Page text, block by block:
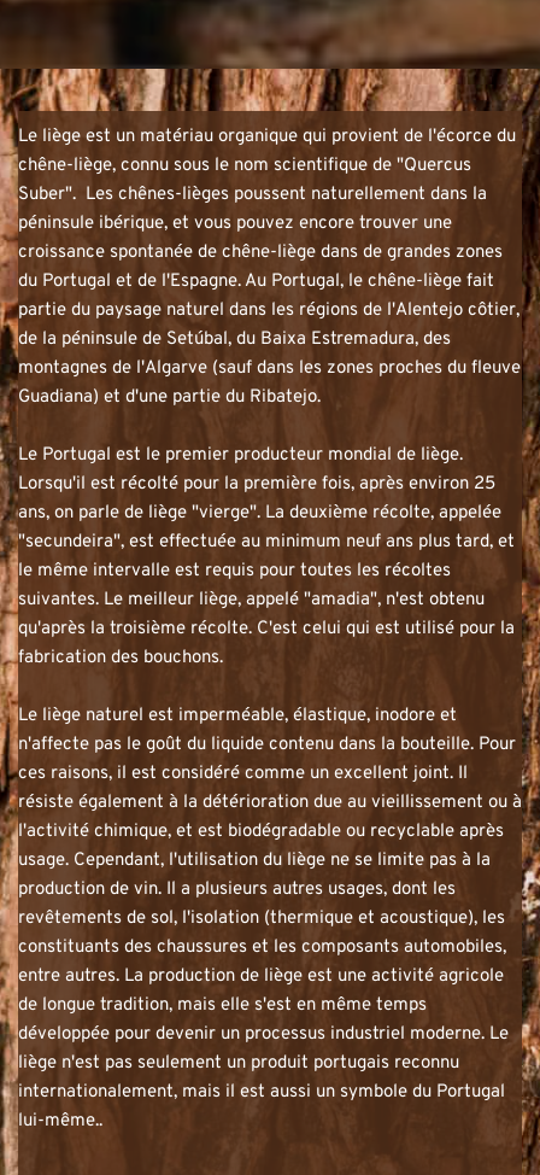
Le liège est un matériau organique qui provient de l'écorce du
chêne-liège, connu sous le nom scientifique de "Quercus
Suber".  Les chênes-lièges poussent naturellement dans la
péninsule ibérique, et vous pouvez encore trouver une
croissance spontanée de chêne-liège dans de grandes zones
du Portugal et de l'Espagne. Au Portugal, le chêne-liège fait
partie du paysage naturel dans les régions de l'Alentejo côtier,
de la péninsule de Setúbal, du Baixa Estremadura, des
montagnes de l'Algarve (sauf dans les zones proches du fleuve
Guadiana) et d'une partie du Ribatejo.
Le Portugal est le premier producteur mondial de liège.
Lorsqu'il est récolté pour la première fois, après environ 25
ans, on parle de liège "vierge". La deuxième récolte, appelée
"secundeira", est effectuée au minimum neuf ans plus tard, et
le même intervalle est requis pour toutes les récoltes
suivantes. Le meilleur liège, appelé "amadia", n'est obtenu
qu'après la troisième récolte. C'est celui qui est utilisé pour la
fabrication des bouchons.
Le liège naturel est imperméable, élastique, inodore et
n'affecte pas le goût du liquide contenu dans la bouteille. Pour
ces raisons, il est considéré comme un excellent joint. Il
résiste également à la détérioration due au vieillissement ou à
l'activité chimique, et est biodégradable ou recyclable après
usage. Cependant, l'utilisation du liège ne se limite pas à la
production de vin. Il a plusieurs autres usages, dont les
revêtements de sol, l'isolation (thermique et acoustique), les
constituants des chaussures et les composants automobiles,
entre autres. La production de liège est une activité agricole
de longue tradition, mais elle s'est en même temps
développée pour devenir un processus industriel moderne. Le
liège n'est pas seulement un produit portugais reconnu
internationalement, mais il est aussi un symbole du Portugal
lui-même..